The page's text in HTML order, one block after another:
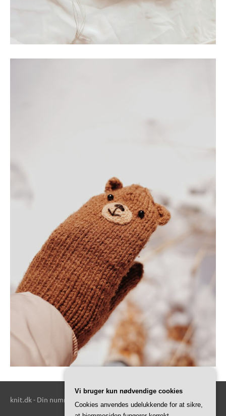
knit.dk - Din nummer 1 kilde til alt relateret til strik.
Vi bruger kun nødvendige cookies
Cookies anvendes udelukkende for at sikre,